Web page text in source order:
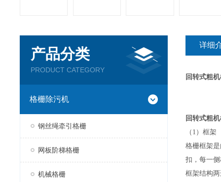
产品分类
PRODUCT CATEGORY
格栅除污机
钢丝绳牵引格栅
网板阶梯格栅
机械格栅
详细
回转式粗
回转式粗
（1）框架
格栅框架
扣，每一
框架结构